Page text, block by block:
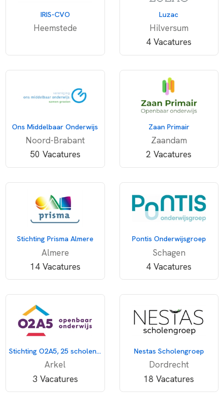
IRIS-CVO
Heemstede
Luzac
Hilversum
4 Vacatures
Ons Middelbaar Onderwijs
Noord-Brabant
50 Vacatures
Zaan Primair
Zaandam
2 Vacatures
Stichting Prisma Almere
Almere
14 Vacatures
Pontis Onderwijsgroep
Schagen
4 Vacatures
Stichting O2A5, 25 scholen voor openbaar onderwijs
Arkel
3 Vacatures
Nestas Scholengroep
Dordrecht
18 Vacatures